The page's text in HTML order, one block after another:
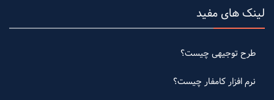
لینک های مفید
طرح توجیهی چیست؟
نرم افزار کامفار چیست؟